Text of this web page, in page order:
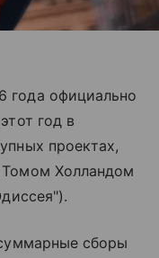
года официально
год в
проектах,
Холландом
сборы